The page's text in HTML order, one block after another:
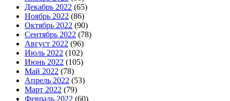
Декабрь 2022 (65)
Ноябрь 2022 (86)
Октябрь 2022 (90)
Сентябрь 2022 (78)
Август 2022 (96)
Июль 2022 (102)
Июнь 2022 (105)
Май 2022 (78)
Апрель 2022 (53)
Март 2022 (79)
Февраль 2022 (60)